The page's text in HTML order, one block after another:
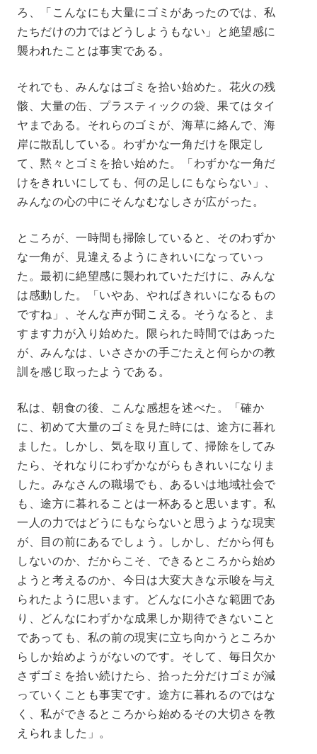
ろ、「こんなにも大量にゴミがあったのでは、私
たちだけの力ではどうしようもない」と絶望感に
襲われたことは事実である。
それでも、みんなはゴミを拾い始めた。花火の残
骸、大量の缶、プラスティックの袋、果てはタイ
ヤまである。それらのゴミが、海草に絡んで、海
岸に散乱している。わずかな一角だけを限定し
て、黙々とゴミを拾い始めた。「わずかな一角だ
けをきれいにしても、何の足しにもならない」、
みんなの心の中にそんなむなしさが広がった。
ところが、一時間も掃除していると、そのわずか
な一角が、見違えるようにきれいになっていっ
た。最初に絶望感に襲われていただけに、みんな
は感動した。「いやあ、やればきれいになるもの
ですね」、そんな声が聞こえる。そうなると、ま
すます力が入り始めた。限られた時間ではあった
が、みんなは、いささかの手ごたえと何らかの教
訓を感じ取ったようである。
私は、朝食の後、こんな感想を述べた。「確か
に、初めて大量のゴミを見た時には、途方に暮れ
ました。しかし、気を取り直して、掃除をしてみ
たら、それなりにわずかながらもきれいになりま
した。みなさんの職場でも、あるいは地域社会で
も、途方に暮れることは一杯あると思います。私
一人の力ではどうにもならないと思うような現実
が、目の前にあるでしょう。しかし、だから何も
しないのか、だからこそ、できるところから始め
ようと考えるのか、今日は大変大きな示唆を与え
られたように思います。どんなに小さな範囲であ
り、どんなにわずかな成果しか期待できないこと
であっても、私の前の現実に立ち向かうところか
らしか始めようがないのです。そして、毎日欠か
さずゴミを拾い続けたら、拾った分だけゴミが減
っていくことも事実です。途方に暮れるのではな
く、私ができるところから始めるその大切さを教
えられました」。